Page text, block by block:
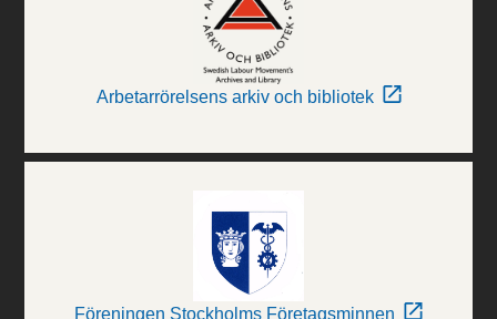
Arbetarrörelsens arkiv och bibliotek
Föreningen Stockholms Företagsminnen